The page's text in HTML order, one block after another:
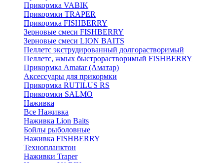
Прикормка VABIK
Прикормки TRAPER
Прикормка FISHBERRY
Зерновые смеси FISHBERRY
Зерновые смеси LION BAITS
Пеллетс экструдированный долгорастворимый
Пеллетс, жмых быстрорастворимый FISHBERRY
Прикормка Amatar (Аматар)
Аксессуары для прикормки
Прикормка RUTILUS RS
Прикормки SALMO
Наживка
Все Наживка
Наживка Lion Baits
Бойлы рыболовные
Наживка FISHBERRY
Технопланктон
Наживки Traper